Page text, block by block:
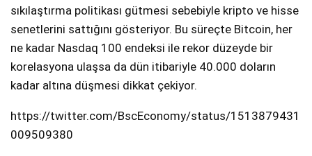
sıkılaştırma politikası gütmesi sebebiyle kripto ve hisse
senetlerini sattığını gösteriyor. Bu süreçte Bitcoin, her
ne kadar Nasdaq 100 endeksi ile rekor düzeyde bir
korelasyona ulaşsa da dün itibariyle 40.000 doların
kadar altına düşmesi dikkat çekiyor.
https://twitter.com/BscEconomy/status/1513879431
009509380